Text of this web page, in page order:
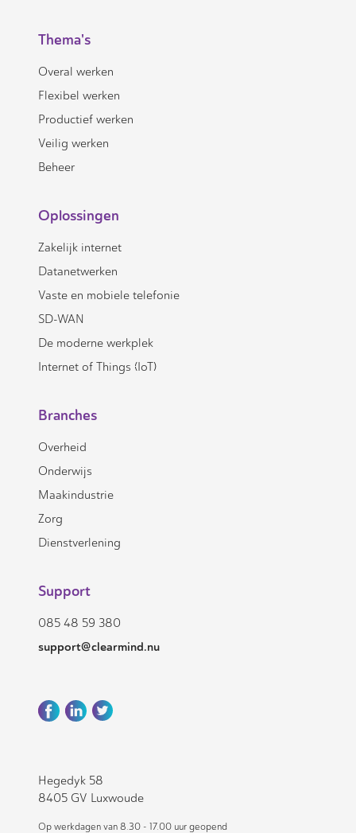
Thema's
Overal werken
Flexibel werken
Productief werken
Veilig werken
Beheer
Oplossingen
Zakelijk internet
Datanetwerken
Vaste en mobiele telefonie
SD-WAN
De moderne werkplek
Internet of Things (IoT)
Branches
Overheid
Onderwijs
Maakindustrie
Zorg
Dienstverlening
Support
085 48 59 380
support@clearmind.nu
Hegedyk 58
8405 GV Luxwoude
Op werkdagen van 8.30 - 17.00 uur geopend